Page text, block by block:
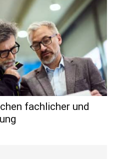
fachlicher und